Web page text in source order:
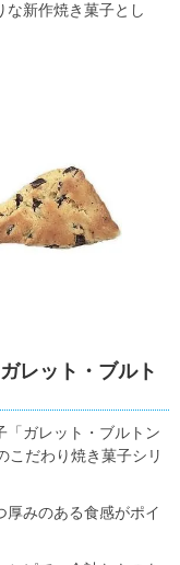
な新作焼き菓子とし
レット・ブルト
「ガレット・ブルトン
こだわり焼き菓子シリ
みのある食感がポイ